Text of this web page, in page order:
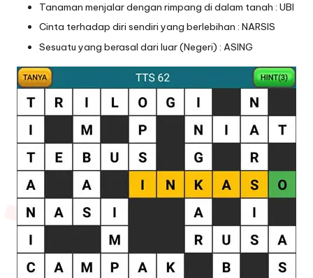
Tanaman menjalar dengan rimpang di dalam tanah : UBI
Cinta terhadap diri sendiri yang berlebihan : NARSIS
Sesuatu yang berasal dari luar (Negeri) : ASING